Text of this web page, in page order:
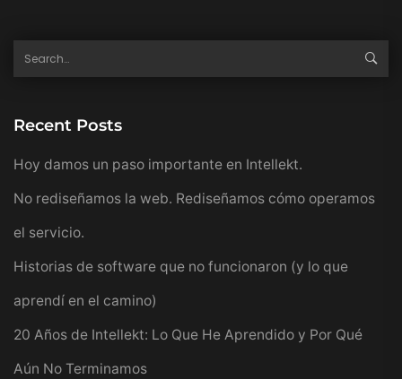
Recent Posts
Hoy damos un paso importante en Intellekt.
No rediseñamos la web. Rediseñamos cómo operamos
el servicio.
Historias de software que no funcionaron (y lo que
aprendí en el camino)
20 Años de Intellekt: Lo Que He Aprendido y Por Qué
Aún No Terminamos